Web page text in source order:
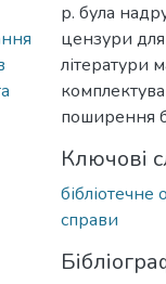
р. була
цензури для
літератури
поширення
Ключові
бібліотечне
справи